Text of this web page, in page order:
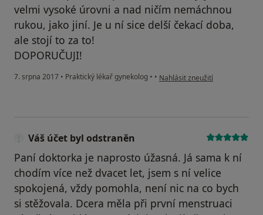
velmi vysoké úrovni a nad ničím nemáchnou
rukou, jako jiní. Je u ní sice delší čekací doba,
ale stojí to za to!
DOPORUČUJI!
7. srpna 2017 • Praktický lékař gynekolog • • podle názoru uživatele Váš
Nahlásit zneužití
Váš účet byl odstraněn
Paní doktorka je naprosto úžasná. Já sama k ní
chodím více než dvacet let, jsem s ní velice
spokojená, vždy pomohla, není nic na co bych
si stěžovala. Dcera měla při první menstruaci